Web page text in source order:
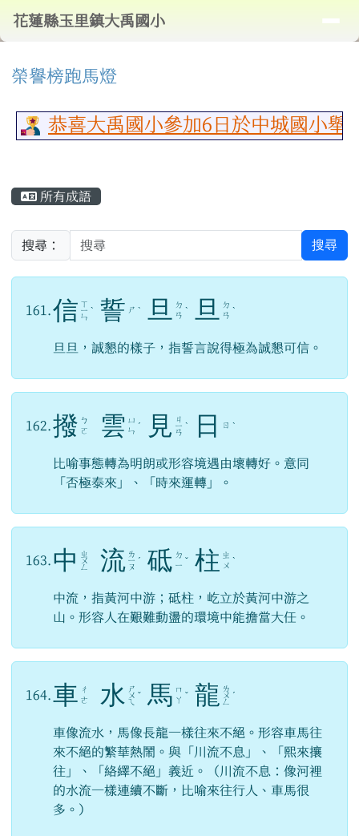
花蓮縣玉里鎮大禹國小
導覽列
花蓮縣玉里鎮大禹國小
上中區域內容
榮譽榜跑馬燈
恭喜大禹國小參加6日於中城國小舉行
所有成語
搜尋： 搜尋
161. 信 ㄒ
ㄧ
ㄣ
ˋ 誓 ㄕ ˋ 旦 ㄉ
ㄢ ˋ 旦 ㄉ
ㄢ ˋ
旦旦，誠懇的樣子，指誓言說得極為誠懇可信。
162. 撥 ㄅ
ㄛ
雲 ㄩ
ㄣ ˊ 見 ㄐ
ㄧ
ㄢ
ˋ 日 ㄖ ˋ
比喻事態轉為明朗或形容境遇由壞轉好。意同
「否極泰來」、「時來運轉」。
163. 中 ㄓ
ㄨ
ㄥ 流 ㄌ
ㄧ
ㄡ
ˊ 砥 ㄉ
ㄧ ˇ 柱 ㄓ
ㄨ ˋ
中流，指黃河中游；砥柱，屹立於黃河中游之
山。形容人在艱難動盪的環境中能擔當大任。
164. 車 ㄔ
ㄜ
水 ㄕ
ㄨ
ㄟ
ˇ 馬 ㄇ
ㄚ ˇ 龍 ㄌ
ㄨ
ㄥ
ˊ
車像流水，馬像長龍一樣往來不絕。形容車馬往
來不絕的繁華熱鬧。與「川流不息」、「熙來攘
往」、「絡繹不絕」義近。（川流不息：像河裡
的水流一樣連續不斷，比喻來往行人、車馬很
多。）